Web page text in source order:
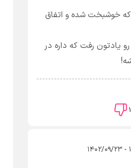
که خوشبخت شده و اتفاق
یادتون رفت که داره در